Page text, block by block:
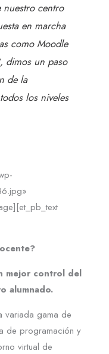
centro
en marcha
como Moodle
dimos un paso
de la
los niveles
mejor control del
alumnado.
variada gama de
de programación y
virtual de